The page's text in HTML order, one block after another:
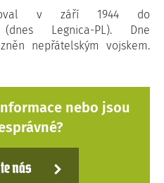
v září 1944 do
(dnes Legnica-PL). Dne
nepřátelským vojskem.
nebo jsou
nás